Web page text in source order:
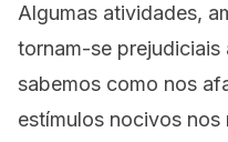
Algumas atividades,
tornam-se
sabemos como nos
estímulos nocivos